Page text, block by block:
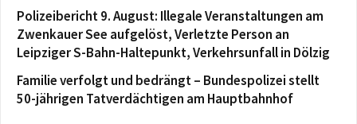
Polizeibericht 9. August: Illegale Veranstaltungen am
Zwenkauer See aufgelöst, Verletzte Person an
Leipziger S-Bahn-Haltepunkt, Verkehrsunfall in Dölzig
Familie verfolgt und bedrängt – Bundespolizei stellt
50-jährigen Tatverdächtigen am Hauptbahnhof